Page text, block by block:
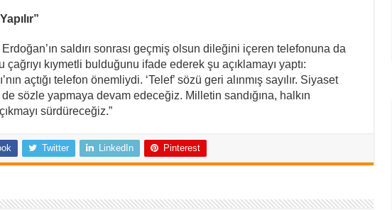
saldırı sonrası geçmiş olsun dileğini içeren telefonuna da
kıymetli bulduğunu ifade ederek şu açıklamayı yaptı:
açtığı telefon önemliydi. ‘Telef’ sözü geri alınmış sayılır. Siyaset
de sözle yapmaya devam edeceğiz. Milletin sandığına, halkın
sürdüreceğiz.”
Twitter LinkedIn Pinterest